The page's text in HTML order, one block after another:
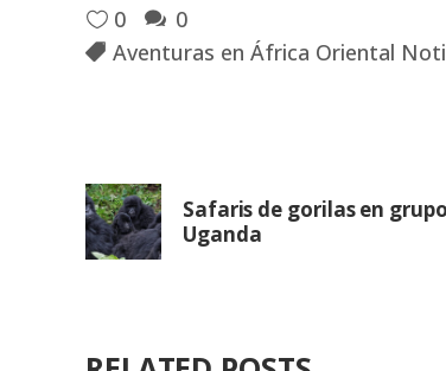
0
0
Aventuras en África Oriental
Safaris de gorilas en
Uganda